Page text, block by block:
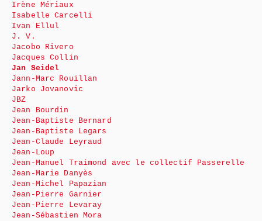
Irène Mériaux
Isabelle Carcelli
Ivan Ellul
J. V.
Jacobo Rivero
Jacques Collin
Jan Seidel
Jann-Marc Rouillan
Jarko Jovanovic
JBZ
Jean Bourdin
Jean-Baptiste Bernard
Jean-Baptiste Legars
Jean-Claude Leyraud
Jean-Loup
Jean-Manuel Traimond avec le collectif Passerelle
Jean-Marie Danyès
Jean-Michel Papazian
Jean-Pierre Garnier
Jean-Pierre Levaray
Jean-Sébastien Mora